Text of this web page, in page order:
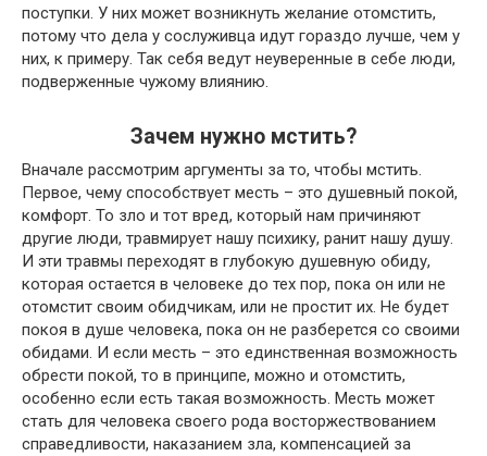
поступки. У них может возникнуть желание отомстить,
потому что дела у сослуживца идут гораздо лучше, чем у
них, к примеру. Так себя ведут неуверенные в себе люди,
подверженные чужому влиянию.
Зачем нужно мстить?
Вначале рассмотрим аргументы за то, чтобы мстить.
Первое, чему способствует месть – это душевный покой,
комфорт. То зло и тот вред, который нам причиняют
другие люди, травмирует нашу психику, ранит нашу душу.
И эти травмы переходят в глубокую душевную обиду,
которая остается в человеке до тех пор, пока он или не
отомстит своим обидчикам, или не простит их. Не будет
покоя в душе человека, пока он не разберется со своими
обидами. И если месть – это единственная возможность
обрести покой, то в принципе, можно и отомстить,
особенно если есть такая возможность. Месть может
стать для человека своего рода восторжествованием
справедливости, наказанием зла, компенсацией за